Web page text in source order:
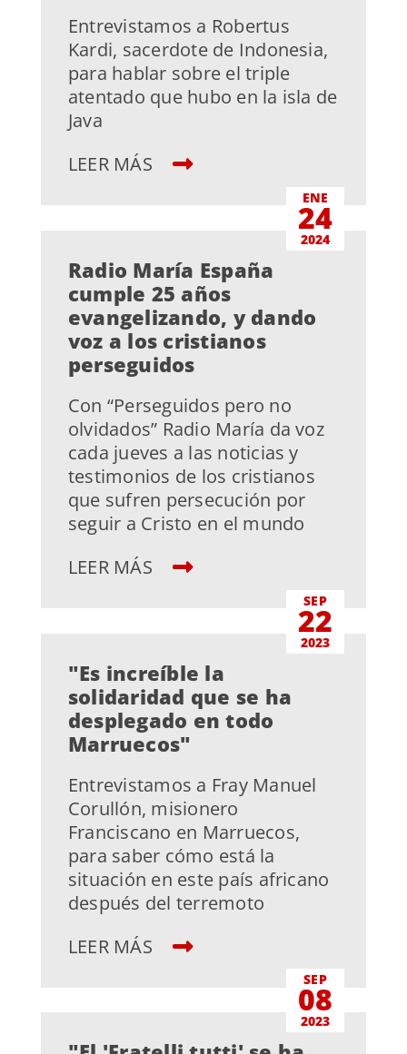
Entrevistamos a Robertus
Kardi, sacerdote de Indonesia,
para hablar sobre el triple
atentado que hubo en la isla de
Java
LEER MÁS
ENE
24
2024
Radio María España
cumple 25 años
evangelizando, y dando
voz a los cristianos
perseguidos
Con “Perseguidos pero no
olvidados” Radio María da voz
cada jueves a las noticias y
testimonios de los cristianos
que sufren persecución por
seguir a Cristo en el mundo
LEER MÁS
SEP
22
2023
"Es increíble la
solidaridad que se ha
desplegado en todo
Marruecos"
Entrevistamos a Fray Manuel
Corullón, misionero
Franciscano en Marruecos,
para saber cómo está la
situación en este país africano
después del terremoto
LEER MÁS
SEP
08
2023